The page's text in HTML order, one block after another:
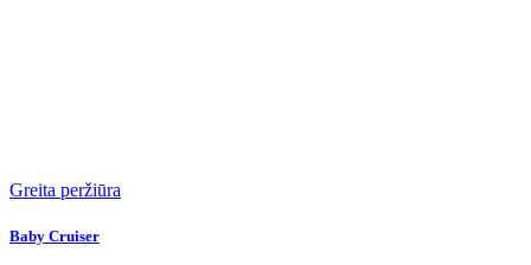
Greita peržiūra
Baby Cruiser